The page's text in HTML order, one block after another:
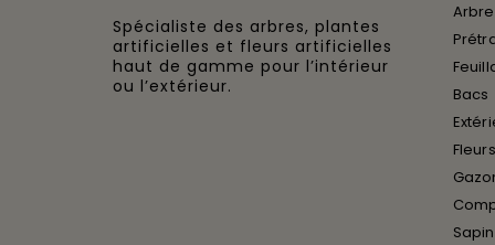
Spécialiste des arbres, plantes
artificielles et fleurs artificielles
haut de gamme pour l’intérieur
ou l’extérieur.
Bacs